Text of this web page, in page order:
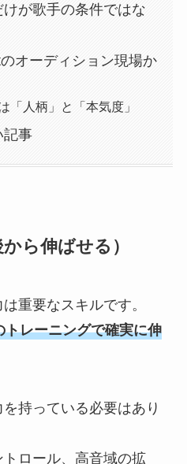
が歌手の条件ではな
オーディション現場か
「人柄」と「本気度」
記事
ら伸ばせる）
重要なスキルです。
トレーニングで確実に伸
持っている必要はあり
ロール、高音域の拡